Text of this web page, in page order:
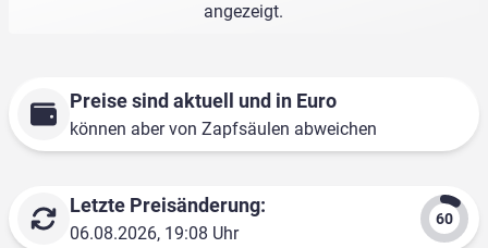
angezeigt.
Preise sind aktuell und in Euro
können aber von Zapfsäulen abweichen
Letzte Preisänderung:
06.08.2026, 19:08 Uhr